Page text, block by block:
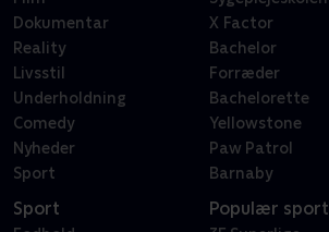
Dokumentar
Reality
Livsstil
Underholdning
Comedy
Nyheder
Sport
X Factor
Bachelor
Forræder
Bachelorette
Yellowstone
Paw Patrol
Barnaby
Sport Populær sport